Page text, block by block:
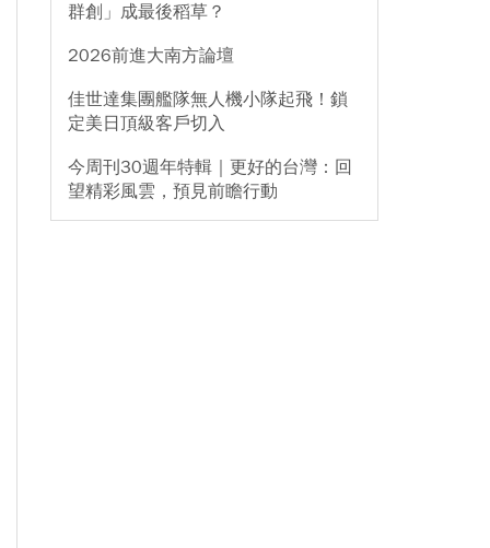
群創」成最後稻草？
2026前進大南方論壇
佳世達集團艦隊無人機小隊起飛！鎖
定美日頂級客戶切入
今周刊30週年特輯｜更好的台灣：回
望精彩風雲，預見前瞻行動